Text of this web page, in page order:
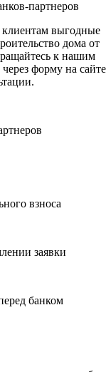
партнеров
выгодные
дома от
к нашим
форму на сайте
взноса
заявки
банком